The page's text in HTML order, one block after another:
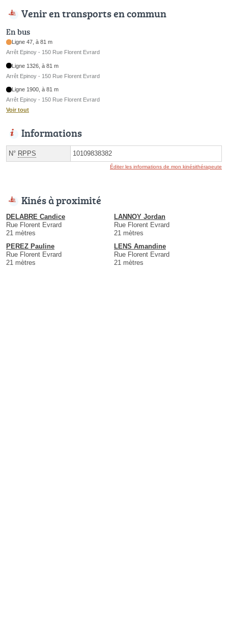
Venir en transports en commun
En bus
Ligne 47, à 81 m
Arrêt Epinoy - 150 Rue Florent Evrard
Ligne 1326, à 81 m
Arrêt Epinoy - 150 Rue Florent Evrard
Ligne 1900, à 81 m
Arrêt Epinoy - 150 Rue Florent Evrard
Voir tout
Informations
N° RPPS 10109838382
Éditer les informations de mon kinésithérapeute
Kinés à proximité
DELABRE Candice
Rue Florent Evrard
21 mètres
LANNOY Jordan
Rue Florent Evrard
21 mètres
PEREZ Pauline
Rue Florent Evrard
21 mètres
LENS Amandine
Rue Florent Evrard
21 mètres